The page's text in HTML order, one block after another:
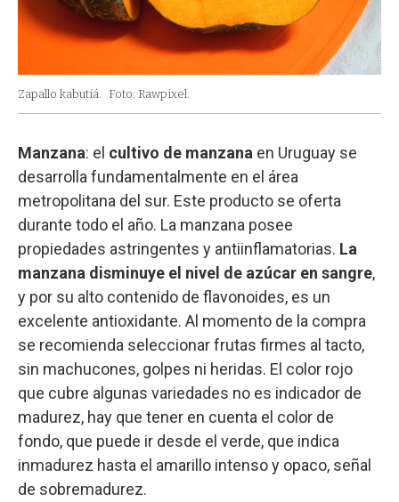
Zapallo kabutiá. Foto: Rawpixel.
Manzana: el cultivo de manzana en Uruguay se
desarrolla fundamentalmente en el área
metropolitana del sur. Este producto se oferta
durante todo el año. La manzana posee
propiedades astringentes y antiinflamatorias. La
manzana disminuye el nivel de azúcar en sangre,
y por su alto contenido de flavonoides, es un
excelente antioxidante. Al momento de la compra
se recomienda seleccionar frutas firmes al tacto,
sin machucones, golpes ni heridas. El color rojo
que cubre algunas variedades no es indicador de
madurez, hay que tener en cuenta el color de
fondo, que puede ir desde el verde, que indica
inmadurez hasta el amarillo intenso y opaco, señal
de sobremadurez.